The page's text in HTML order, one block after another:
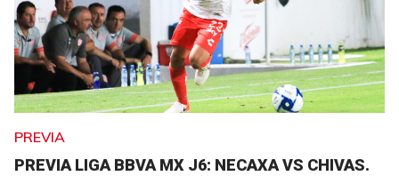
PREVIA
PREVIA LIGA BBVA MX J6: NECAXA VS CHIVAS.